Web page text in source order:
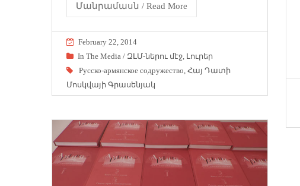
Մանրամասն / Read More
February 22, 2014
In The Media / ԶԼՄ-ներու մէջ Լուրեր
Русско-армянское содружество Հայ Դատի
Մոսկվայի Գրասենյակ